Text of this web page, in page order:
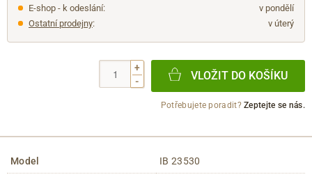
E-shop - k odeslání:
v pondělí
Ostatní prodejny: v úterý
+
-
VLOŽIT DO KOŠÍKU
Potřebujete poradit?Zeptejte se nás.
Model IB 23530